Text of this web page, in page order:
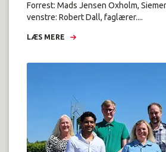
Forrest: Mads Jensen Oxholm,
venstre: Robert Dall, faglærer....
LÆS MERE